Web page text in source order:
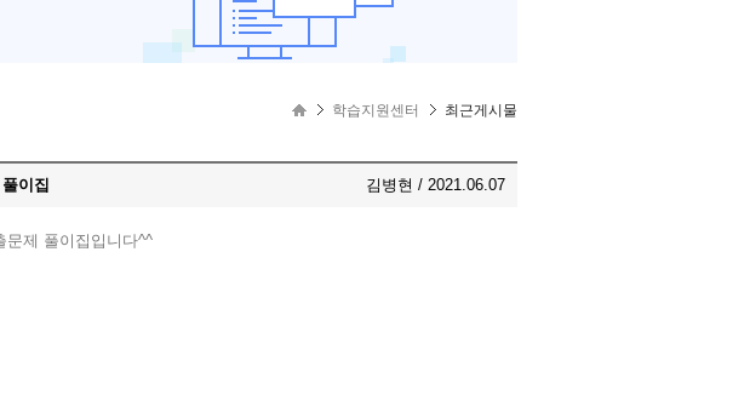
학습지원센터 최근게시물
이집 김병현 / 2021.06.07
문제 풀이집입니다^^